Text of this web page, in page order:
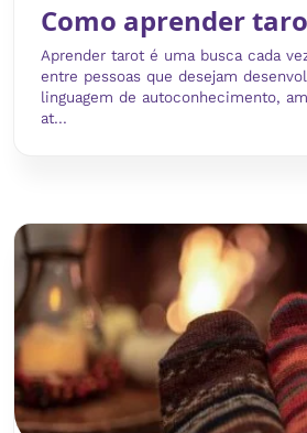
Como aprender
Aprender tarot é uma busca cada
entre pessoas que desejam
linguagem de autoconhecimento,
at...